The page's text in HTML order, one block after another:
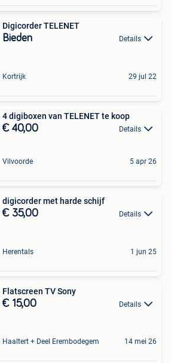
Digicorder TELENET
Bieden Details
Kortrijk 29 jul 22
4 digiboxen van TELENET te koop
€ 40,00 Details
Vilvoorde 5 apr 26
digicorder met harde schijf
€ 35,00 Details
Herentals 1 jun 25
Flatscreen TV Sony
€ 15,00 Details
Haaltert + Deel Erembodegem 14 mei 26